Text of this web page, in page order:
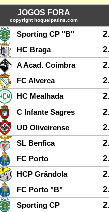
JOGOS FORA
copyright hoqueipatins.com
Sporting CP "B"
HC Braga
A Acad. Coimbra
FC Alverca
HC Mealhada
C Infante Sagres
UD Oliveirense
SL Benfica
FC Porto
HCP Grândola
FC Porto "B"
Sporting CP